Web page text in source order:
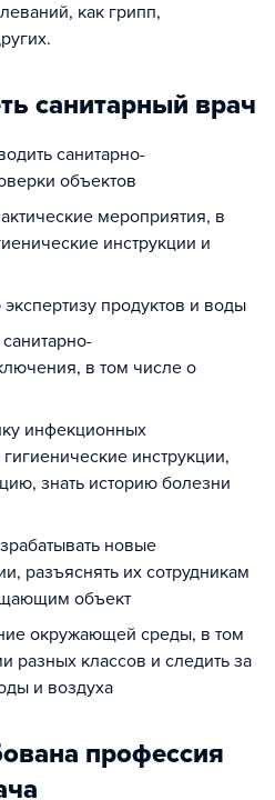
как грипп,
санитарный врач
санитарно-
объектов
мероприятия, в
инструкции и
продуктов и воды
в том числе о
инфекционных
инструкции,
знать историю болезни
новые
разъяснять их сотрудникам
объект
окружающей среды, в том
разных классов и следить за
и воздуха
профессия